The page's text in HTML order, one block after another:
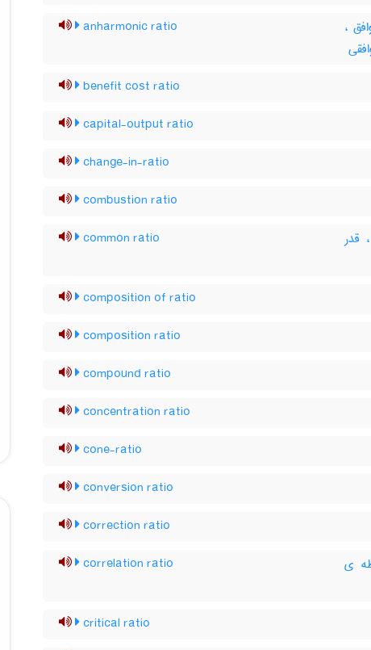
،
anharmonic ratio
benefit cost ratio
capital-output ratio
change-in-ratio
combustion ratio
قدر
common ratio
composition of ratio
composition ratio
compound ratio
concentration ratio
cone-ratio
conversion ratio
correction ratio
ی
correlation ratio
critical ratio